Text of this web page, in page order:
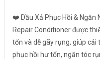
❤️ Dầu Xả Phục Hồi & Ngăn
Repair Conditioner được
tổn và dễ gãy rụng, giúp
phục hồi hư tổn, ngăn tóc